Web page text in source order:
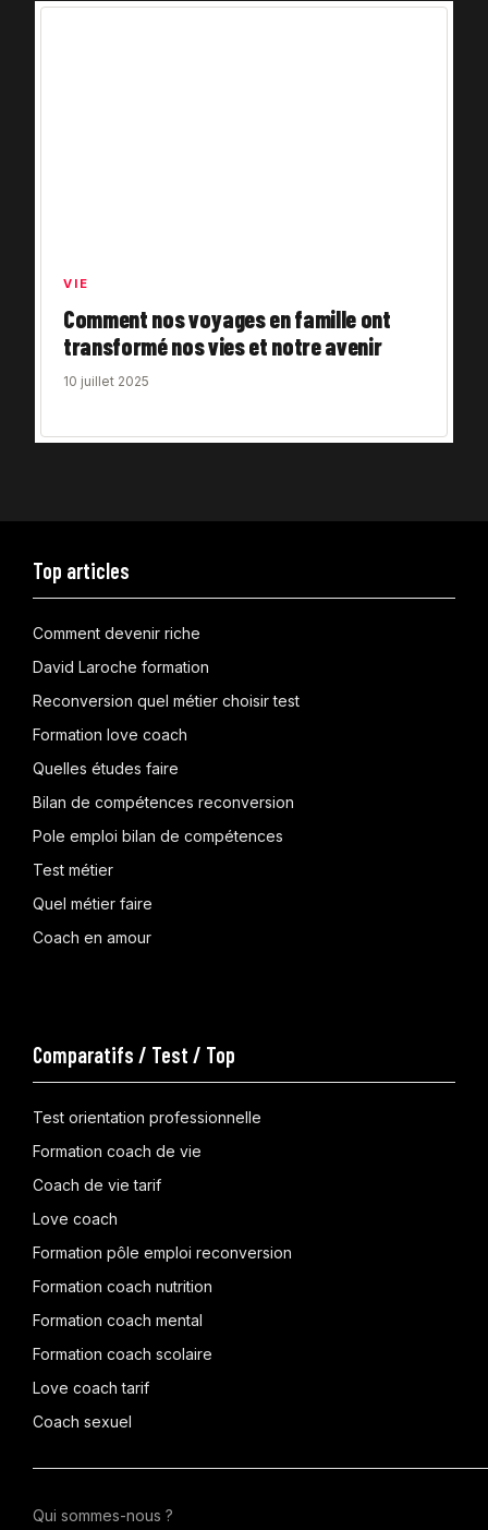
VIE
Comment nos voyages en famille ont
transformé nos vies et notre avenir
10 juillet 2025
Top articles
Comment devenir riche
David Laroche formation
Reconversion quel métier choisir test
Formation love coach
Quelles études faire
Bilan de compétences reconversion
Pole emploi bilan de compétences
Test métier
Quel métier faire
Coach en amour
Comparatifs / Test / Top
Test orientation professionnelle
Formation coach de vie
Coach de vie tarif
Love coach
Formation pôle emploi reconversion
Formation coach nutrition
Formation coach mental
Formation coach scolaire
Love coach tarif
Coach sexuel
Qui sommes-nous ?